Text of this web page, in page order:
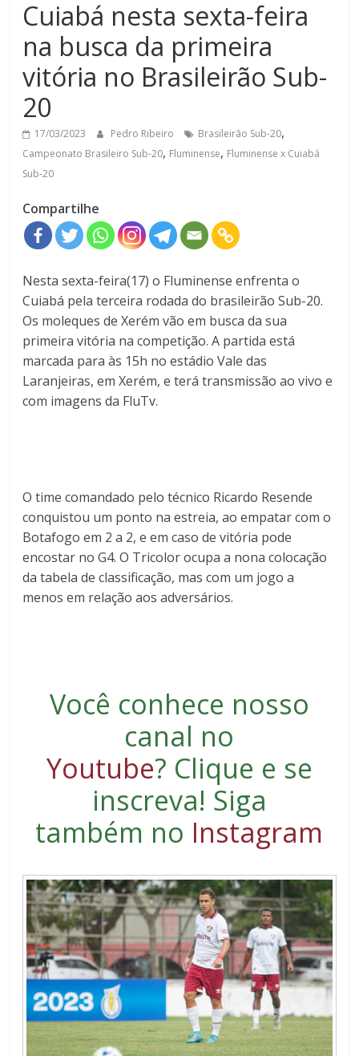
Cuiabá nesta sexta-feira
na busca da primeira
vitória no Brasileirão Sub-
20
17/03/2023 Pedro Ribeiro Brasileirão Sub-20,
Campeonato Brasileiro Sub-20, Fluminense, Fluminense x Cuiabá
Sub-20
Compartilhe
Nesta sexta-feira(17) o Fluminense enfrenta o
Cuiabá pela terceira rodada do brasileirão Sub-20.
Os moleques de Xerém vão em busca da sua
primeira vitória na competição. A partida está
marcada para às 15h no estádio Vale das
Laranjeiras, em Xerém, e terá transmissão ao vivo e
com imagens da FluTv.
O time comandado pelo técnico Ricardo Resende
conquistou um ponto na estreia, ao empatar com o
Botafogo em 2 a 2, e em caso de vitória pode
encostar no G4. O Tricolor ocupa a nona colocação
da tabela de classificação, mas com um jogo a
menos em relação aos adversários.
Você conhece nosso
canal no
Youtube? Clique e se
inscreva! Siga
também no Instagram